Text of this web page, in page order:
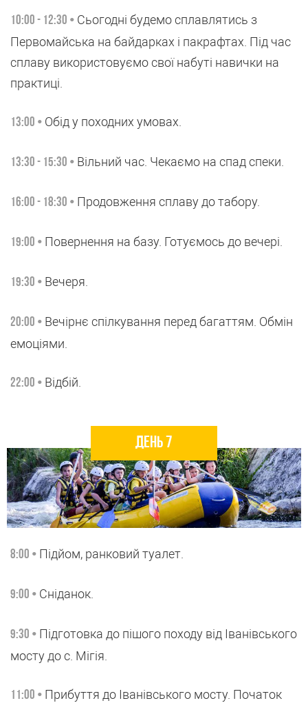
10:00 - 12:30 • Сьогодні будемо сплавлятись з
Первомайська на байдарках і пакрафтах. Під час
сплаву використовуємо свої набуті навички на
практиці.
13:00 • Обід у походних умовах.
13:30 - 15:30 • Вільний час. Чекаємо на спад спеки.
16:00 - 18:30 • Продовження сплаву до табору.
19:00 • Повернення на базу. Готуємось до вечері.
19:30 • Вечеря.
20:00 • Вечірнє спілкування перед багаттям. Обмін
емоціями.
22:00 • Відбій.
День 7
8:00 • Підйом, ранковий туалет.
9:00 • Сніданок.
9:30 • Підготовка до пішого походу від Іванівського
мосту до с. Мігія.
11:00 • Прибуття до Іванівського мосту. Початок